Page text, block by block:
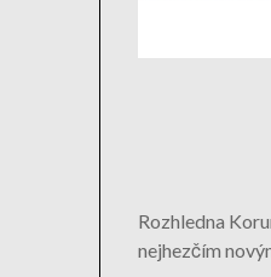
Rozhledna
nejhezčím